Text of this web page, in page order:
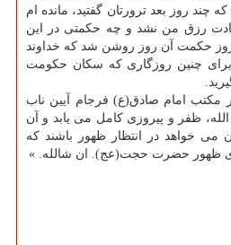
چند روز بعد ترورتان گفتید، مانده ام
رزق من نشد و چه حكمتی در این
حكمت آن روز روشن شد كه خداوند
برای چنین روزگاری كه سكان حكومت
مكتب امام صادق(ع) فرجام آیین ناب
ظفر و پیروزی كامل می یابد و آن
می خواهد در انتظار ظهور باشند كه
ظهور حضرت حجت(عج). ان شالله. »